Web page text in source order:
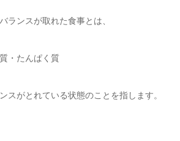
ランスが取れた食事とは、
・たんぱく質
スがとれている状態のことを指します。